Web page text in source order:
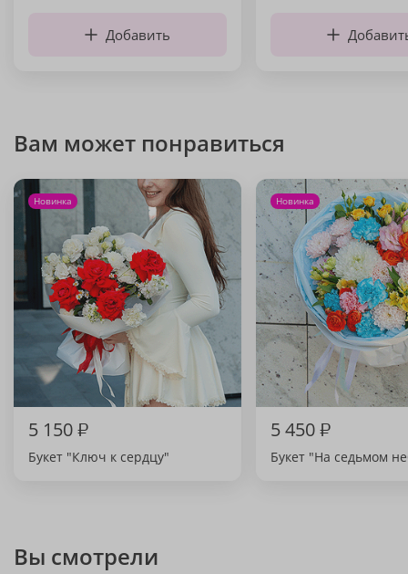
Добавить
Вам может понравиться
Новинка
5 150₽
Букет "Ключ к сердцу"
Новинка
5 450₽
Букет "На седьмом
Вы смотрели